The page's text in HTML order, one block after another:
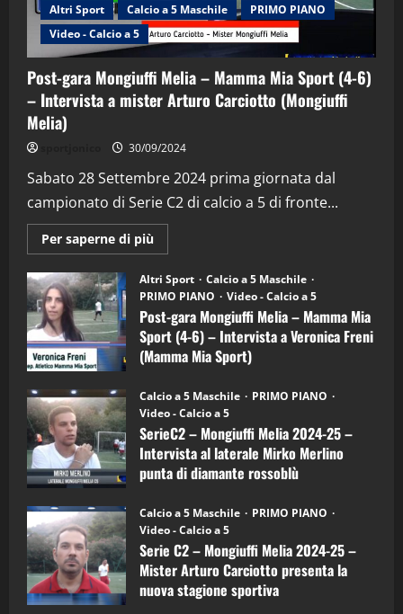
Altri Sport Calcio a 5 Maschile
PRIMO PIANO
Video - Calcio a 5
Post-gara Mongiuffi Melia – Mamma Mia Sport (4-6)
– Intervista a mister Arturo Carciotto (Mongiuffi
Melia)
30/09/2024
Sabato 28 Settembre 2024 prima giornata dal
campionato di Serie C2 di calcio a 5 di fronte...
Per saperne di più
informazioni
Post-
gara
Mongiuffi
Melia
–
Mamma
Mia
Sport
6)
–
Intervista
a
mister
Arturo
Carciotto
(Mongiuffi
Altri Sport
Calcio a 5 Maschile
PRIMO PIANO
Video - Calcio a 5
Post-gara Mongiuffi Melia – Mamma Mia
Sport (4-6) – Intervista a Veronica Freni
(Mamma Mia Sport)
Calcio a 5 Maschile
PRIMO PIANO
Video - Calcio a 5
SerieC2 – Mongiuffi Melia 2024-25 –
Intervista al laterale Mirko Merlino
punta di diamante rossoblù
Calcio a 5 Maschile
PRIMO PIANO
Video - Calcio a 5
Serie C2 – Mongiuffi Melia 2024-25 –
Mister Arturo Carciotto presenta la
nuova stagione sportiva
2
“SportEmpire” in Podcast: 29^ Puntata
(Martedi 28 Aprile 2026)
28/04/2026
3
"SportEmpire" in Podcast
“SportEmpire” in Podcast: 28^ Puntata
(Martedi 21 Aprile 2026)
21/04/2026
4
“SportEmpire” in Podcast: 27^ Puntata
(Martedi 14 Aprile 2026)
15/04/2026
5
“SportEmpire” in Podcast: 26^ Puntata
(Martedi 07 Aprile 2026)
08/04/2026